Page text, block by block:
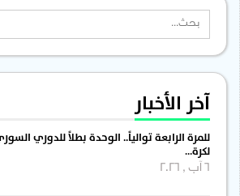
آخر الأخبار
للمرة الرابعة توالياً.. الوحدة بطلاً للدوري السوري
لكرة…